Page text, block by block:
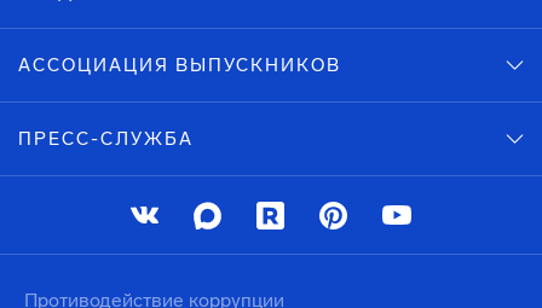
АССОЦИАЦИЯ ВЫПУСКНИКОВ
ПРЕСС-СЛУЖБА
Противодействие коррупции